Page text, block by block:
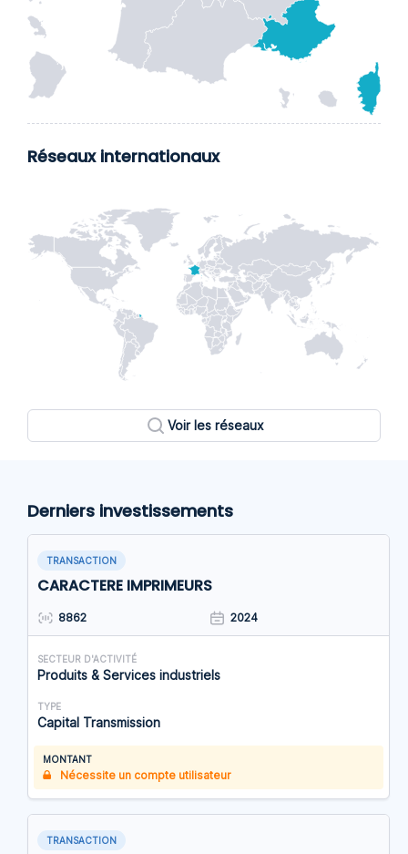
Réseaux internationaux
Voir les réseaux
Derniers investissements
TRANSACTION
CARACTERE IMPRIMEURS
8862 2024
SECTEUR D'ACTIVITÉ
Produits & Services industriels
TYPE
Capital Transmission
MONTANT
Nécessite un compte utilisateur
TRANSACTION